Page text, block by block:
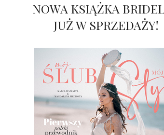
NOWA KSIĄŻKA
JUŻ W SPRZEDAŻY!